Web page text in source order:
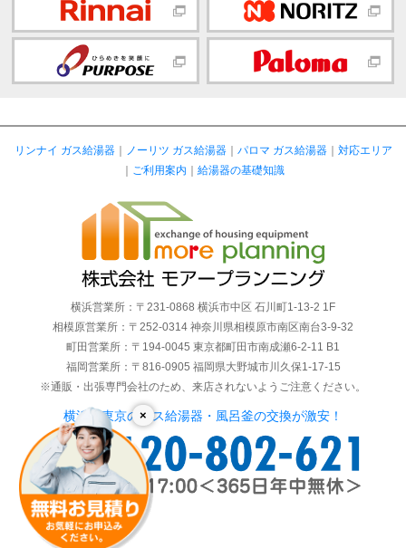
×
リンナイ ガス給湯器｜ ノーリツ ガス給湯器｜ パロマ ガス給湯器｜ 対応エリア
｜ ご利用案内 ｜ 給湯器の基礎知識
横浜営業所：〒231-0868 横浜市中区 石川町1-13-2 1F
相模原営業所：〒252-0314 神奈川県相模原市南区南台3-9-32
町田営業所：〒194-0045 東京都町田市南成瀬6-2-11 B1
福岡営業所：〒816-0905 福岡県大野城市川久保1-17-15
※通販・出張専門会社のため、来店されないようご注意ください。
横浜・東京のガス給湯器・風呂釜の交換が激安！